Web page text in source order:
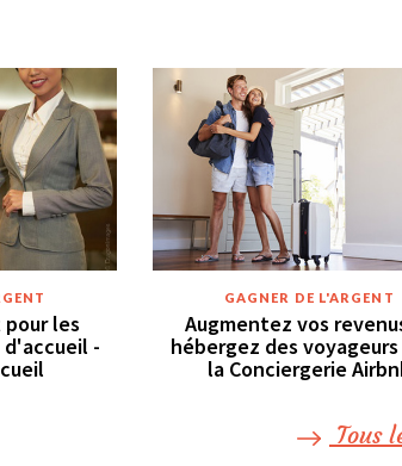
les
-
GAGNER DE L'ARGENT
Augmentez vos
hébergez des
la Conciergerie
Tous